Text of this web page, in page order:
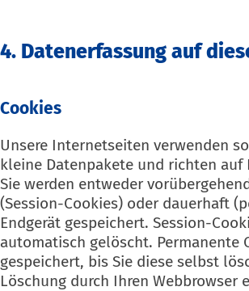
4. Datenerfassung auf
Cookies
Unsere Internetseiten verwenden
kleine Datenpakete und richten auf
Sie werden entweder
(Session-Cookies) oder dauerhaft
Endgerät gespeichert. Session-
automatisch gelöscht. Permanente
gespeichert, bis Sie diese selbst
Löschung durch Ihren Webbrowser